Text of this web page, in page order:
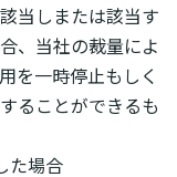
当しまたは該当す
、当社の裁量によ
を一時停止もしく
ることができるも
た場合